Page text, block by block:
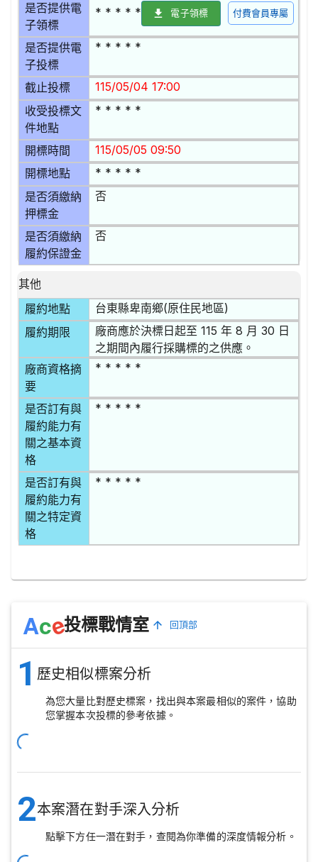
是否提供電
子領標
* * * * * 電子領標 付費會員專屬
是否提供電
子投標
* * * * *
截止投標 115/05/04 17:00
收受投標文
件地點
* * * * *
開標時間 115/05/05 09:50
開標地點 * * * * *
是否須繳納
押標金
否
是否須繳納
履約保證金
否
其他
履約地點
台東縣卑南鄉(原住民地區)
履約期限
廠商應於決標日起至 115 年 8 月 30 日
之期間內履行採購標的之供應。
廠商資格摘
要
* * * * *
是否訂有與
履約能力有
關之基本資
格
* * * * *
是否訂有與
履約能力有
關之特定資
格
* * * * *
Ace投標戰情室 回頂部
1 歷史相似標案分析
為您大量比對歷史標案，找出與本案最相似的案件，協助
您掌握本次投標的參考依據。
2本案潛在對手深入分析
點擊下方任一潛在對手，查閱為你準備的深度情報分析。